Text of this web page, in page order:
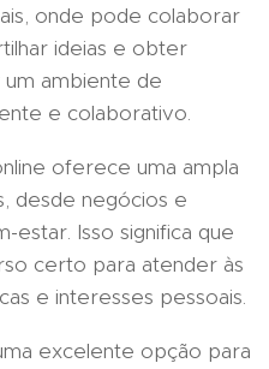
onde pode colaborar
ideias e obter
um ambiente de
e colaborativo.
oferece uma ampla
desde negócios e
estar. Isso significa que
certo para atender às
e interesses pessoais.
excelente opção para